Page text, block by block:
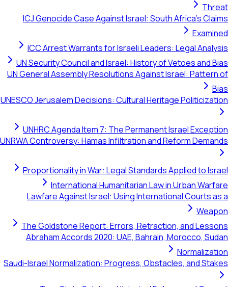
ICJ Genocide Case Against Israel: South Africa's
ICC Arrest Warrants for Israeli Leaders: Legal
UN Security Council and Israel: History of Vetoes and
UN General Assembly Resolutions Against Israel: Pattern
UNESCO Jerusalem Decisions: Cultural Heritage
UNHRC Agenda Item 7: The Permanent Israel
UNRWA Controversy: Hamas Infiltration and Reform
Proportionality in War: Legal Standards Applied to
International Humanitarian Law in Urban
Lawfare Against Israel: Using International Courts
The Goldstone Report: Errors, Retraction, and
Abraham Accords 2020: UAE, Bahrain, Morocco,
Saudi-Israel Normalization: Progress, Obstacles, and